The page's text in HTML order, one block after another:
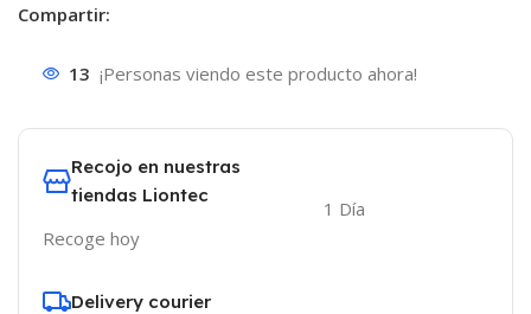
Compartir:
13 ¡Personas viendo este producto ahora!
Recojo en nuestras
tiendas Liontec
Recoge hoy
1 Día
Delivery courier